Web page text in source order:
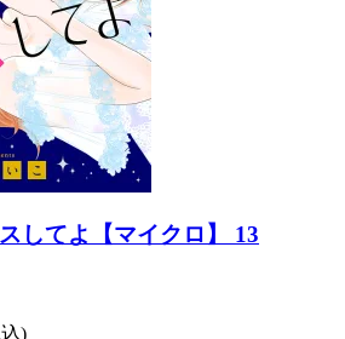
してよ【マイクロ】 13
)